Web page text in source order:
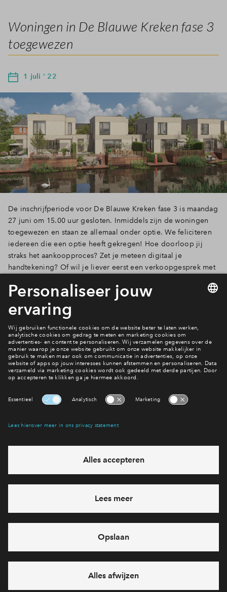
Woningen in De Blauwe Kreken fase 3
toegewezen
1 juli ' 22
De inschrijfperiode voor De Blauwe Kreken fase 3 is maandag
27 juni om 15.00 uur gesloten. Inmiddels zijn de woningen
toegewezen en staan ze allemaal onder optie. We feliciteren
iedereen die een optie heeft gekregen! Hoe doorloop jij
straks het aankoopproces? Zet je meteen digitaal je
handtekening? Of wil je liever eerst een verkoopgesprek met
Lees verder
10 van 14
Heb je een vraag en wil je direct antwoord? Bel ons op088 -
vandaag van 10:00 - 13:00 uur